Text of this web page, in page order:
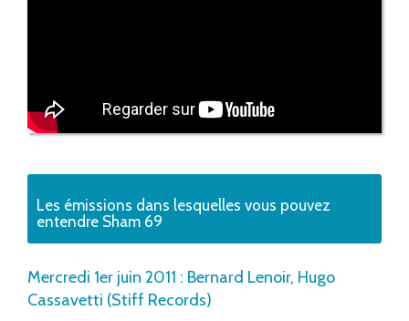
Les émissions dans lesquelles vous pouvez
entendre Sham 69
Mercredi 1er juin 2011 : Bernard Lenoir, Hugo
Cassavetti (Stiff Records)